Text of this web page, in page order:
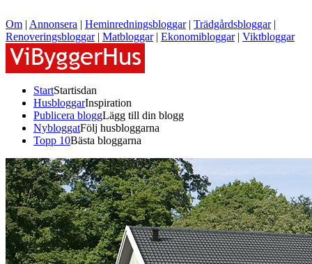
Om | Annonsera | Heminredningsbloggar| Trädgårdsbloggar|
Renoveringsbloggar| Matbloggar| Ekonomibloggar| Viktbloggar
StartStartisdan
HusbloggarInspiration
Publicera bloggLägg till din blogg
NybloggatFölj husbloggarna
Topp 10Bästa bloggarna